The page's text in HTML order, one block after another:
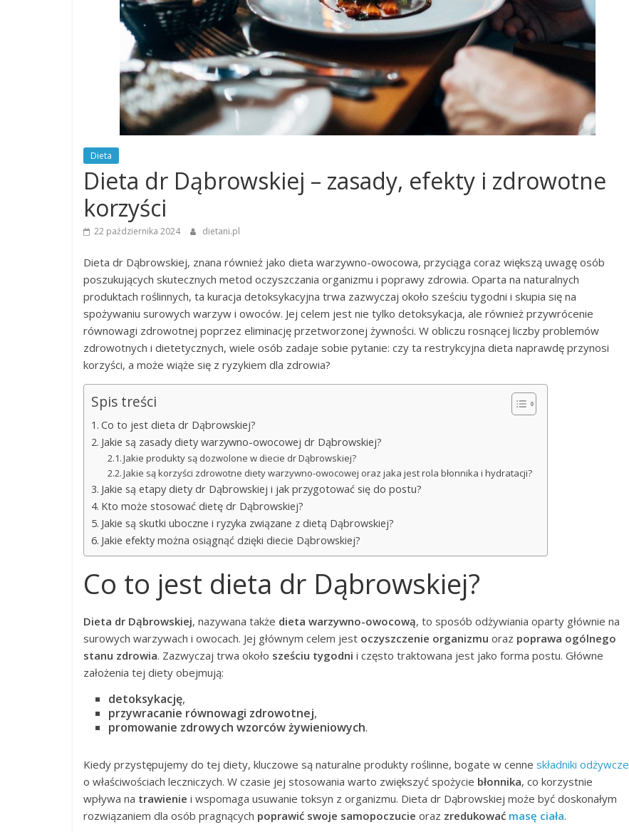
Dieta
Dieta dr Dąbrowskiej – zasady, efekty i zdrowotne
korzyści
22 października 2024 dietani.pl
Dieta dr Dąbrowskiej, znana również jako dieta warzywno-owocowa, przyciąga coraz większą uwagę osób
poszukujących skutecznych metod oczyszczania organizmu i poprawy zdrowia. Oparta na naturalnych
produktach roślinnych, ta kuracja detoksykacyjna trwa zazwyczaj około sześciu tygodni i skupia się na
spożywaniu surowych warzyw i owoców. Jej celem jest nie tylko detoksykacja, ale również przywrócenie
równowagi zdrowotnej poprzez eliminację przetworzonej żywności. W obliczu rosnącej liczby problemów
zdrowotnych i dietetycznych, wiele osób zadaje sobie pytanie: czy ta restrykcyjna dieta naprawdę przynosi
korzyści, a może wiąże się z ryzykiem dla zdrowia?
Spis treści
Co to jest dieta dr Dąbrowskiej?
Jakie są zasady diety warzywno-owocowej dr Dąbrowskiej?
Jakie produkty są dozwolone w diecie dr Dąbrowskiej?
Jakie są korzyści zdrowotne diety warzywno-owocowej oraz jaka jest rola błonnika i hydratacji?
Jakie są etapy diety dr Dąbrowskiej i jak przygotować się do postu?
Kto może stosować dietę dr Dąbrowskiej?
Jakie są skutki uboczne i ryzyka związane z dietą Dąbrowskiej?
Jakie efekty można osiągnąć dzięki diecie Dąbrowskiej?
Co to jest dieta dr Dąbrowskiej?
Dieta dr Dąbrowskiej, nazywana także dieta warzywno-owocową, to sposób odżywiania oparty głównie na
surowych warzywach i owocach. Jej głównym celem jest oczyszczenie organizmu oraz poprawa ogólnego
stanu zdrowia. Zazwyczaj trwa około sześciu tygodni i często traktowana jest jako forma postu. Główne
założenia tej diety obejmują:
detoksykację,
przywracanie równowagi zdrowotnej,
promowanie zdrowych wzorców żywieniowych.
Kiedy przystępujemy do tej diety, kluczowe są naturalne produkty roślinne, bogate w cenne składniki odżywcze
o właściwościach leczniczych. W czasie jej stosowania warto zwiększyć spożycie błonnika, co korzystnie
wpływa na trawienie i wspomaga usuwanie toksyn z organizmu. Dieta dr Dąbrowskiej może być doskonałym
rozwiązaniem dla osób pragnących poprawić swoje samopoczucie oraz zredukować masę ciała.